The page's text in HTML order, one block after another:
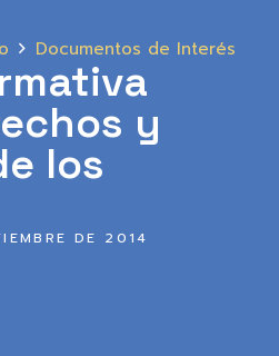
Documentos de Interés
y
los
DE 2014